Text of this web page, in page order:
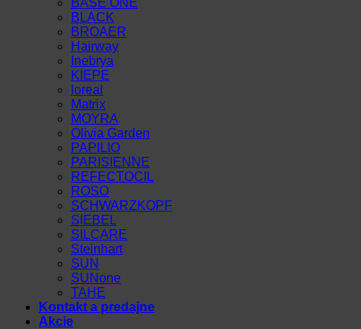
BASE ONE
BLACK
BROAER
Hairway
Inebrya
KIEPE
loreal
Matrix
MOYRA
Olivia Garden
PAPILIO
PARISIENNE
REFECTOCIL
ROSO
SCHWARZKOPF
SIEBEL
SILCARE
Steinhart
SUN
SUNone
TAHE
Kontakt a predajne
Akcie